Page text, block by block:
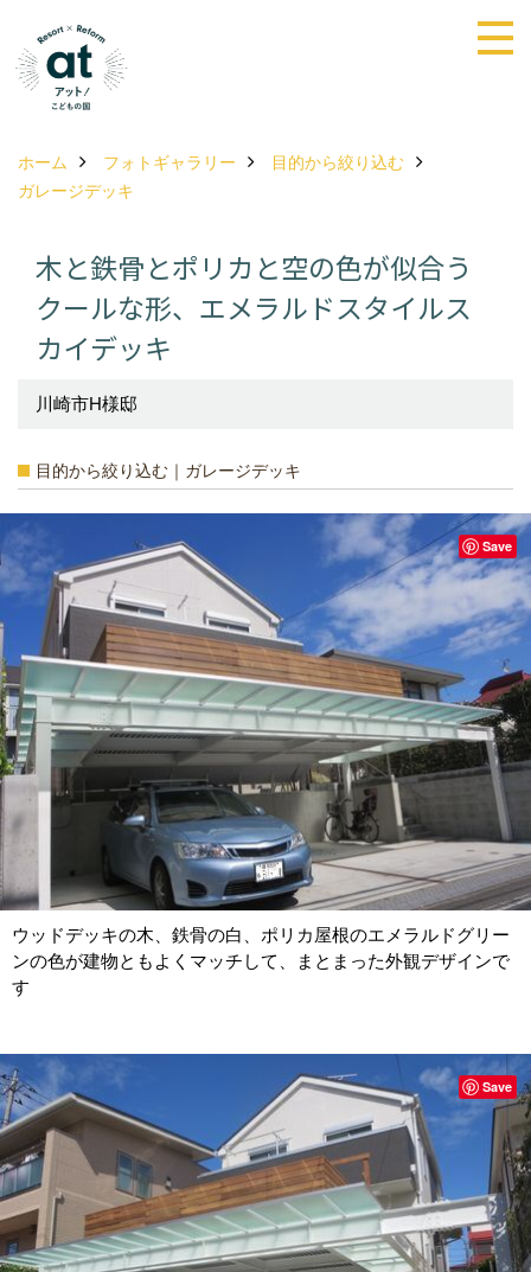
ホーム フォトギャラリー
目的から絞り込む
ガレージデッキ
木と鉄骨とポリカと空の色が似合う
クールな形、エメラルドスタイルス
カイデッキ
川崎市H様邸
目的から絞り込む｜ガレージデッキ
ウッドデッキの木、鉄骨の白、ポリカ屋根のエメラルドグリー
ンの色が建物ともよくマッチして、まとまった外観デザインで
す
Save
Save